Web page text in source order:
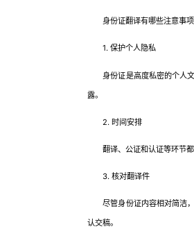
身份证翻译有哪些注意事
1. 保护个人隐私
身份证是高度私密的个人文
露。
2. 时间安排
翻译、公证和认证等环节都
3. 核对翻译件
尽管身份证内容相对简洁，
认交稿。